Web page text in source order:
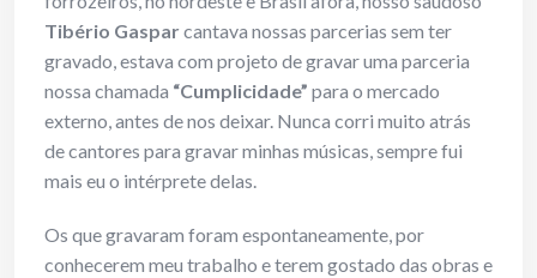
Tibério Gasparcantava nossas parcerias sem ter
gravado, estava com projeto de gravar uma parceria
nossa chamada “Cumplicidade” para o mercado
externo, antes de nos deixar. Nunca corri muito atrás
de cantores para gravar minhas músicas, sempre fui
mais eu o intérprete delas.
Os que gravaram foram espontaneamente, por
conhecerem meu trabalho e terem gostado das obras e